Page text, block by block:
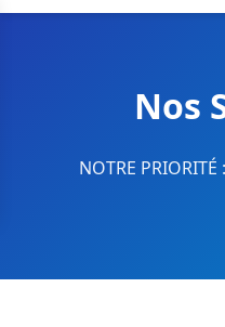
Nos
NOTRE PRIORITÉ